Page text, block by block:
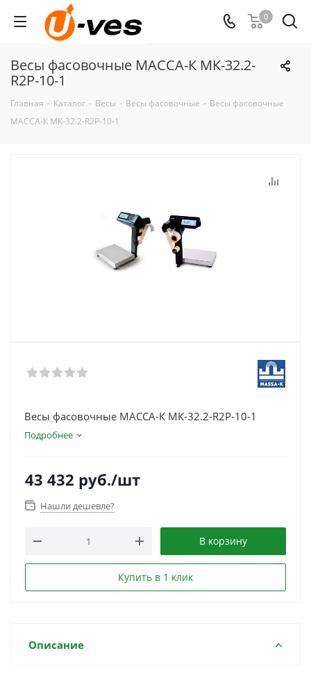
0
Весы фасовочные МАССА-К МК-32.2-
R2P-10-1
Главная - Каталог - Весы - Весы фасовочные - Весы фасовочные
МАССА-К МК-32.2-R2P-10-1
Весы фасовочные МАССА-К МК-32.2-R2P-10-1
Подробнее
43 432 руб./шт
Нашли дешевле?
В корзину
Купить в 1 клик
Описание